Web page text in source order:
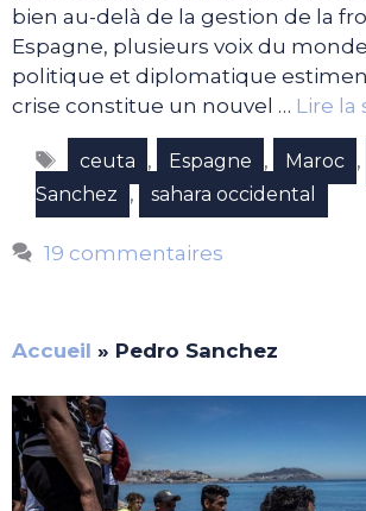
bien au-delà de la gestion de la
Espagne, plusieurs voix du
politique et diplomatique
crise constitue un nouvel … Lire la
Étiquettes
ceuta , Espagne , Maroc ,
Sanchez
, sahara occidental
19 commentaires
Accueil » Pedro Sanchez